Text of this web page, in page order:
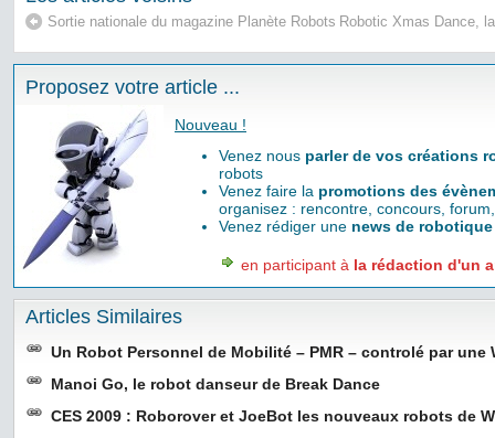
Sortie nationale du magazine Planète Robots Robotic Xmas Dance,
Proposez votre article ...
Nouveau !
Venez nous parler de vos créations
robots
Venez faire la promotions des
organisez : rencontre, concours,
Venez rédiger une news de robotique
en participant à la rédaction d'un
Articles Similaires
Un Robot Personnel de Mobilité – PMR – controlé par une
Manoi Go, le robot danseur de Break Dance
CES 2009 : Roborover et JoeBot les nouveaux robots de